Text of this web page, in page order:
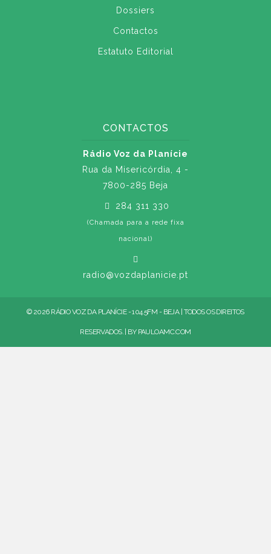
Dossiers
Contactos
Estatuto Editorial
CONTACTOS
Rádio Voz da Planície
Rua da Misericórdia, 4 -
7800-285 Beja
284 311 330
(Chamada para a rede fixa
nacional)
radio@vozdaplanicie.pt
© 2026 RÁDIO VOZ DA PLANÍCIE - 104.5FM - BEJA | TODOS OS DIREITOS
RESERVADOS. | BY PAULOAMC.COM